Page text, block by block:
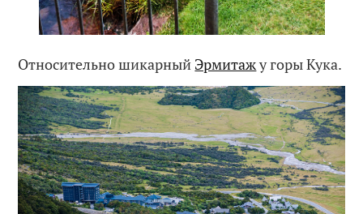
Относительно шикарный Эрмитажу горы Кука.